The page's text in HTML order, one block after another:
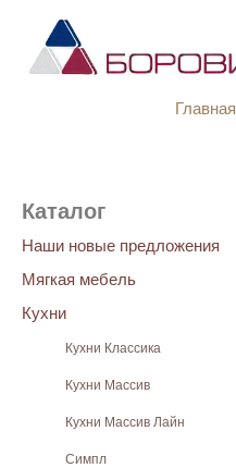
Главная
Каталог
Наши новые предложения
Мягкая мебель
Кухни
Кухни Классика
Кухни Массив
Кухни Массив Лайн
Симпл